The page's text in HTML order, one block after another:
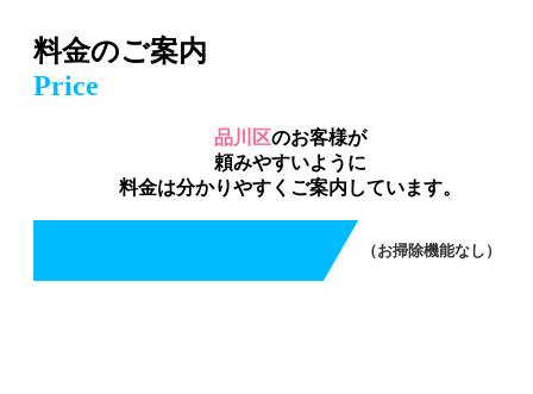
料金のご案内
Price
品川区のお客様が
頼みやすいように
料金は分かりやすくご案内しています。
エアコンクリーニング（お掃除機能なし）
（お掃除機能なし）